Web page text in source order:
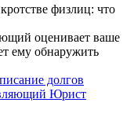
физлиц: что
оценивает ваше
ему обнаружить
долгов
Юрист